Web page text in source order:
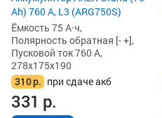
Ah) 760 А, L3 (ARG750S)
Ёмкость 75 А·ч,
Полярность обратная [- +],
Пусковой ток 760 А,
278x175x190
310р. при сдаче акб
331 р.